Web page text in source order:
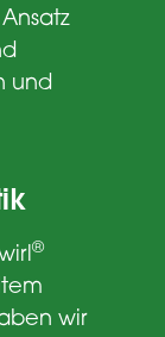
und
®
wir